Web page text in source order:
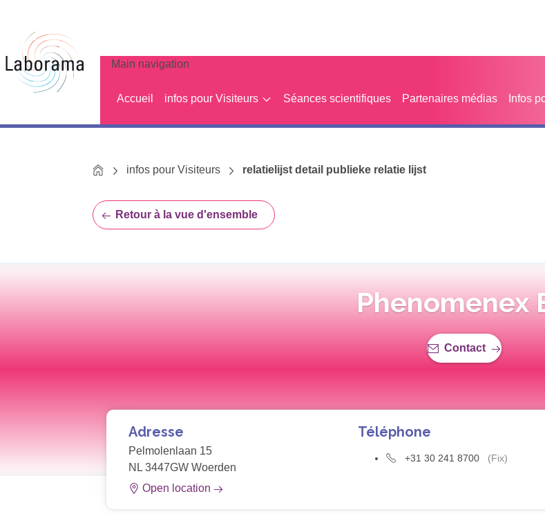
Main navigation
Accueil infos pour Visiteurs Séances scientifiques Partenaires médias Infos
Homeinfos pour Visiteurs relatielijst detail publieke relatie lijst
Retour à la vue d'ensemble
Phenomenex
Contact
Adresse
Pelmolenlaan 15
NL 3447GW Woerden
Open location
Téléphone
+31 30 241 8700 (Fix)